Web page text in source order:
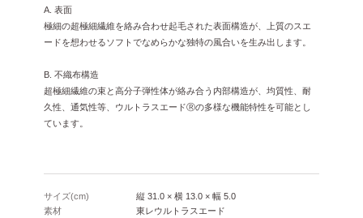
A. 表面
極細の超極細繊維を絡み合わせ起毛された表面構造が、上質のスエ
ードを想わせるソフトでなめらかな独特の風合いを生み出します。
B. 不織布構造
超極細繊維の束と高分子弾性体が絡み合う内部構造が、均質性、耐
久性、通気性等、ウルトラスエードⓇの多様な機能特性を可能とし
ています。
サイズ(cm)
縦 31.0 × 横 13.0 × 幅 5.0
素材
東レウルトラスエード